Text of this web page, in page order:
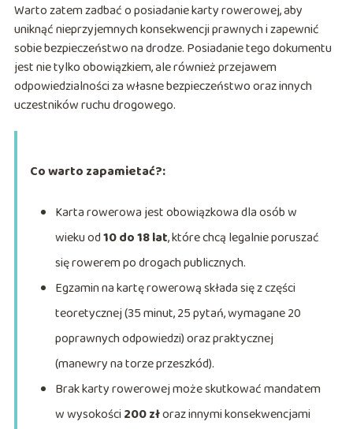
Warto zatem zadbać o posiadanie karty rowerowej, aby
uniknąć nieprzyjemnych konsekwencji prawnych i zapewnić
sobie bezpieczeństwo na drodze. Posiadanie tego dokumentu
jest nie tylko obowiązkiem, ale również przejawem
odpowiedzialności za własne bezpieczeństwo oraz innych
uczestników ruchu drogowego.
Co warto zapamietać?:
Karta rowerowa jest obowiązkowa dla osób w
wieku od10 do 18 lat, które chcą legalnie poruszać
się rowerem po drogach publicznych.
Egzamin na kartę rowerową składa się z części
teoretycznej (35 minut, 25 pytań, wymagane 20
poprawnych odpowiedzi) oraz praktycznej
(manewry na torze przeszkód).
Brak karty rowerowej może skutkować mandatem
w wysokości 200 złoraz innymi konsekwencjami